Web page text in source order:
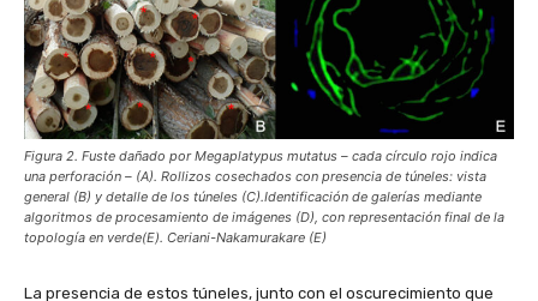
Figura 2. Fuste dañado por Megaplatypus mutatus – cada círculo rojo indica
una perforación – (A). Rollizos cosechados con presencia de túneles: vista
general (B) y detalle de los túneles (C).Identificación de galerías mediante
algoritmos de procesamiento de imágenes (D), con representación final de la
topología en verde(E). Ceriani-Nakamurakare (E)
La presencia de estos túneles, junto con el oscurecimiento que